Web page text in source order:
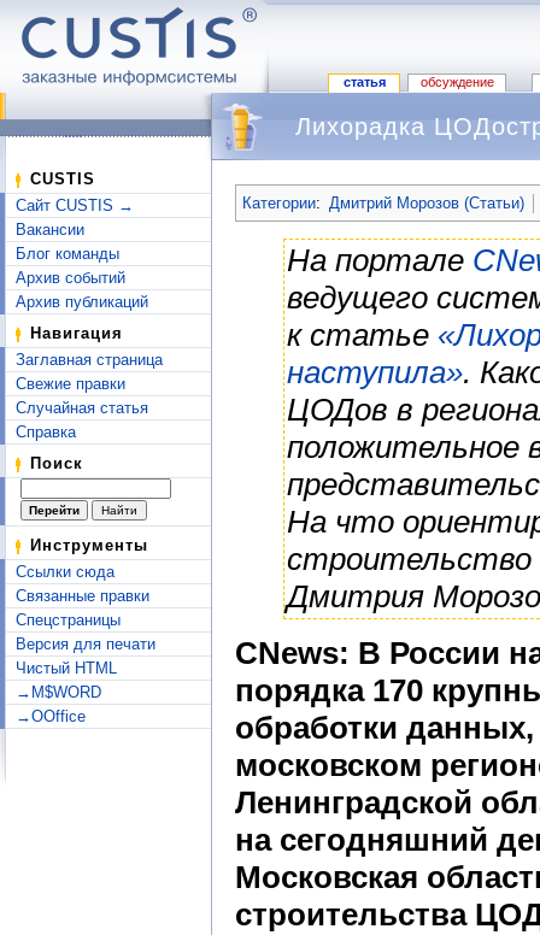
статья обсуждение
CUSTIS
Сайт CUSTIS →
Вакансии
Блог команды
Архив событий
Архив публикаций
Навигация
Заглавная страница
Свежие правки
Случайная статья
Справка
Поиск
Инструменты
Ссылки сюда
Связанные правки
Спецстраницы
Версия для печати
Чистый HTML
→M$WORD
→OOffice
Лихорадка
Категории: Дмитрий Морозов (Статьи)
На портале
ведущего
к статье
наступила».
ЦОДов в
положительное
На что
Дмитрия
CNews: В России
порядка 170
обработки
московском
Ленинградской
на сегодняшний
Московская
строительства